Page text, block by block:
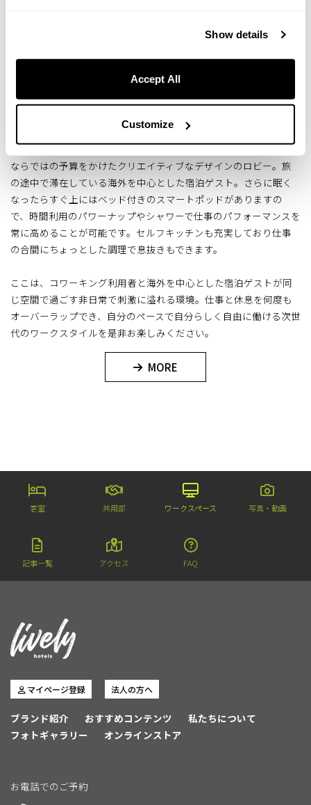
Show details
Accept All
Customize
コワーキングスペース
知っていましたか？ホテルとコワーキングスペースは相性が抜群と
従来のコワーキングにはない、手厚いフロントサービス。ホテル
ならではの予算をかけたクリエイティブなデザインのロビー。旅
の途中で滞在している海外を中心とした宿泊ゲスト。さらに眠く
なったらすぐ上にはベッド付きのスマートポッドがありますの
で、時間利用のパワーナップやシャワーで仕事のパフォーマンスを
常に高めることが可能です。セルフキッチンも充実しており仕事
の合間にちょっとした調理で息抜きもできます。
ここは、コワーキング利用者と海外を中心とした宿泊ゲストが同
じ空間で過ごす非日常で刺激に溢れる環境。仕事と休息を何度も
オーバーラップでき、自分のペースで自分らしく自由に働ける次世
代のワークスタイルを是非お楽しみください。
MORE
客室 共用部 ワークスペース 写真・動画
記事一覧 アクセス FAQ
マイページ登録 法人の方へ
ブランド紹介 おすすめコンテンツ
私たちについて
フォトギャラリー
オンラインストア
お電話でのご予約